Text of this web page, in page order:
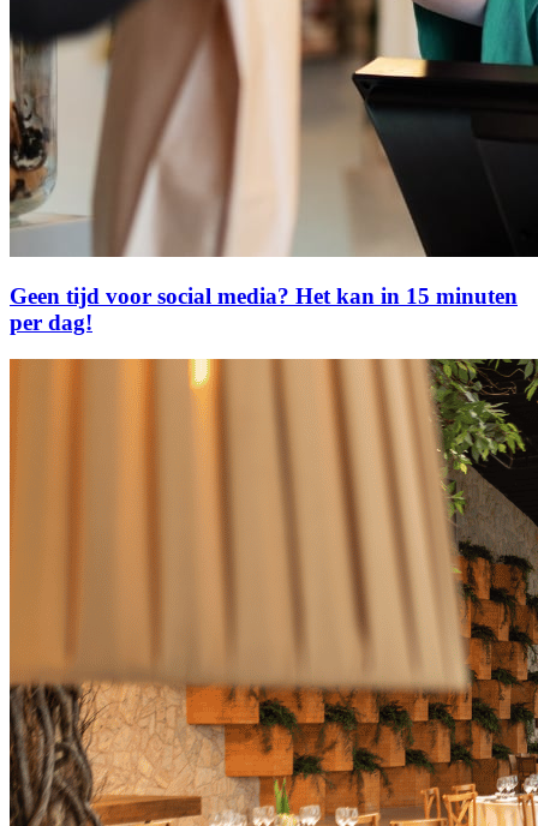
Geen tijd voor social media? Het kan in 15 minuten
per dag!